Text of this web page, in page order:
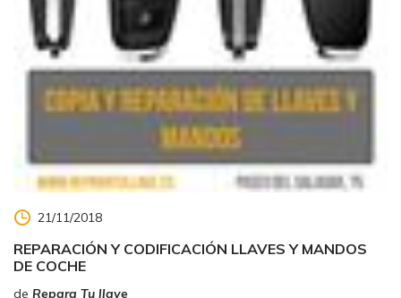
21/11/2018
REPARACIÓN Y CODIFICACIÓN LLAVES Y MANDOS
DE COCHE
de Repara Tu llave